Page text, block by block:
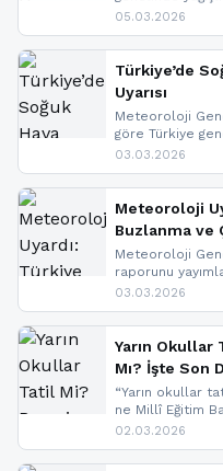
bölgelerinde kar
ise çığ
nedeniyle
yaşanabileceği
05.03.2026
Türkiye’de
Uyarısı
Meteoroloji
göre Türkiye
oluyor. Birçok il
03.03.2026
Meteoroloji
Buzlanma ve
Meteoroloji
raporunu
ve don
yapıldı. İşte
03.03.2026
Yarın Okullar
Mı? İşte Son
“Yarın okullar
ne Millî Eğitim
yapılmış resmi
paylaşacağız.
02.03.2026